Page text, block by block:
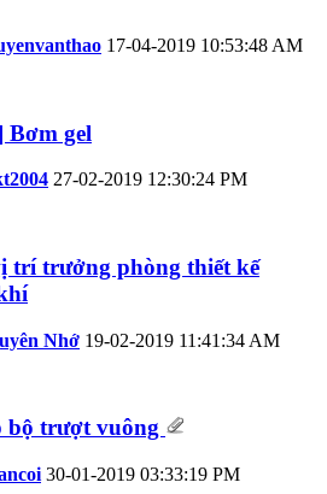
17-04-2019 10:53:48 AM
Bơm gel
27-02-2019 12:30:24 PM
trí trưởng phòng thiết kế
Nhớ 19-02-2019 11:41:34 AM
bộ trượt vuông
30-01-2019 03:33:19 PM